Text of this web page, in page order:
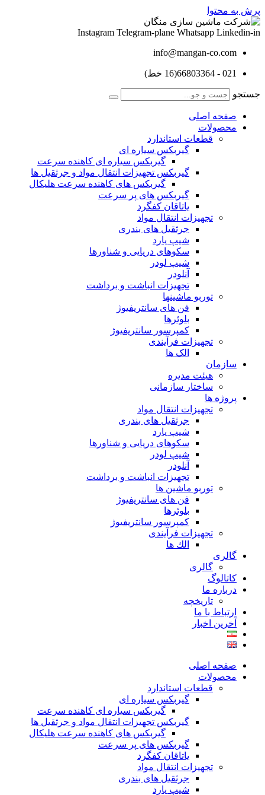
پرش به محتوا
Instagram Telegram-plane Whatsapp Linkedin-in
info@mangan-co.com
021 - 66803364(16 خط)
جستجو
صفحه اصلی
محصولات
قطعات استاندارد
گيربكس سياره ای
گيربكس سياره ای كاهنده سرعت
گيربكس تجهيزات انتقال مواد و جرثقيل ها
گيربكس های كاهنده سرعت هليكال
گيربكس های پر سرعت
ياتاقان كفگرد
تجهیزات انتقال مواد
جرثقیل های بندری
شیپ یارد
سکوهای دریایی و شناورها
شیپ لودر
آنلودر
تجهیزات انباشت و برداشت
توربو ماشینها
فن های سانتریفیوژ
بلوئرها
کمپرسور سانتریفیوژ
تجهیزات فرآیندی
الک ها
سازمان
هيئت مديره
ساختار سازمانی
پروژه ها
تجهيزات انتقال مواد
جرثقيل های بندری
شيپ يارد
سكوهای دريايی و شناورها
شيپ لودر
آنلودر
تجهيزات انباشت و برداشت
توربو ماشين ها
فن های سانتريفيوژ
بلوئرها
کمپرسور سانتریفیوژ
تجهیزات فرآیندی
الك ها
گالری
گالری
کاتالوگ
درباره ما
تاريخچه
ارتباط با ما
آخرین اخبار
صفحه اصلی
محصولات
قطعات استاندارد
گيربكس سياره ای
گيربكس سياره ای كاهنده سرعت
گيربكس تجهيزات انتقال مواد و جرثقيل ها
گيربكس های كاهنده سرعت هليكال
گيربكس های پر سرعت
ياتاقان كفگرد
تجهیزات انتقال مواد
جرثقیل های بندری
شیپ یارد